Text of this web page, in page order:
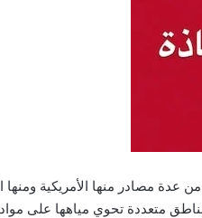
مصادر منها الأمريكية ومنها
متعددة تحوي مياهها على